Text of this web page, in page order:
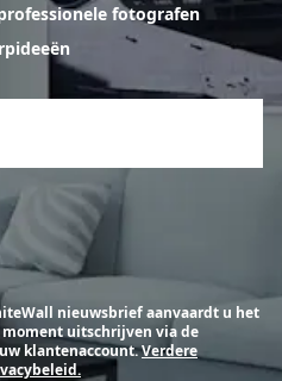
fotografen
nieuwsbrief aanvaardt u het
uitschrijven via de
klantenaccount.Verdere